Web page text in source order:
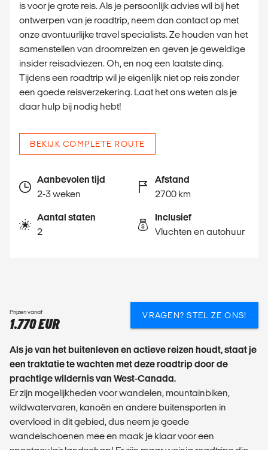
is voor je grote reis. Als je persoonlijk advies wil bij het
ontwerpen van je roadtrip, neem dan contact op met
onze avontuurlijke travel specialists. Ze houden van het
samenstellen van droomreizen en geven je geweldige
insider reisadviezen. Oh, en nog een laatste ding.
Tijdens een roadtrip wil je eigenlijk niet op reis zonder
een goede reisverzekering. Laat het ons weten als je
daar hulp bij nodig hebt!
BEKIJK COMPLETE ROUTE
Aanbevolen tijd
2-3 weken
Afstand
2700 km
Aantal staten
2
Inclusief
Vluchten en autohuur
Prijzen vanaf
1.770 EUR
VRAGEN? STEL ZE ONS!
Als je van het buitenleven en actieve reizen houdt, staat je
een traktatie te wachten met deze roadtrip door de
prachtige wildernis van West-Canada.
Er zijn mogelijkheden voor wandelen, mountainbiken,
wildwatervaren, kanoën en andere buitensporten in
overvloed in dit gebied, dus neem je goede
wandelschoenen mee en maak je klaar voor een